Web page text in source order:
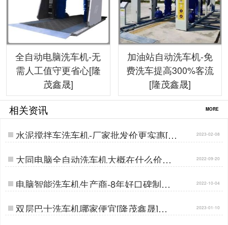
全自动电脑洗车机-无
需人工值守更省心[隆
茂鑫晟]
加油站自动洗车机-免
费洗车提高300%客流
[隆茂鑫晟]
相关资讯 MORE
水泥搅拌车洗车机-厂家批发价更实惠[隆
茂鑫晟]…
2023-02-08
大同电脑全自动洗车机大概在什么价位
[隆茂鑫晟]…
2022-09-20
电脑智能洗车机生产商-8年好口碑制造
经验[隆茂鑫晟]…
2022-10-04
双层巴士洗车机哪家便宜[隆茂鑫晟]… 2023-01-10